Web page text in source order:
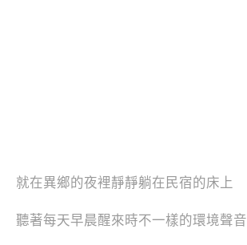
就在異鄉的夜裡靜靜躺在民宿的床上
聽著每天早晨醒來時不一樣的環境聲音